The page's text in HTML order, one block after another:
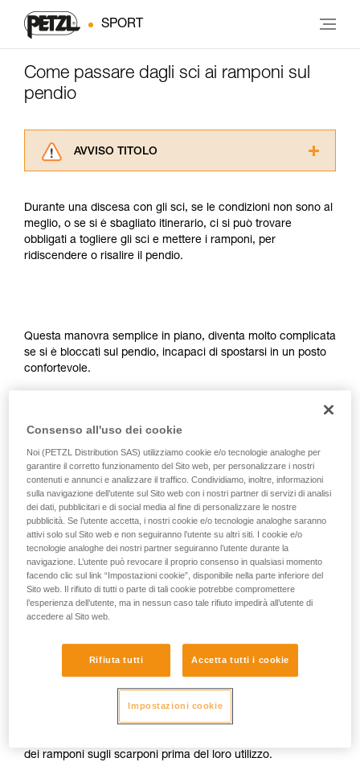
SPORT
Come passare dagli sci ai ramponi sul
pendio
AVVISO TITOLO
consultarlo. Dovete aver compreso le
informazioni dell’istruzione tecnica per poter
capire queste ulteriori informazioni.
La padronanza di queste tecniche richiede una
Forniamo esempi di tecniche relative alla vostra
attività. Ne possono esistere altre che non
vengono qui descritte.
Durante una discesa con gli sci, se le condizioni non sono al
meglio, o se si è sbagliato itinerario, ci si può trovare
obbligati a togliere gli sci e mettere i ramponi, per
ridiscendere o risalire il pendio.
Questa manovra semplice in piano, diventa molto complicata
se si è bloccati sul pendio, incapaci di spostarsi in un posto
confortevole.
In questo video Tony Lamiche, sciatore di sci estremo e
atleta Petzl, ci mostra il suo metodo.
Il primo riflesso deve essere quello di assicurarsi su un
chiodo o ogni altro ancoraggio improvvisato, poiché c'è un
grande rischio di perdere l'equilibrio o scivolare durante le
numerose manovre con il materiale.
Attenzione, Tony Lamiche utilizza una tecnica personale per
allacciare i ramponi, che presenta un maggiore comfort, ma
un rischio più elevato d'incastrare i ramponi tra loro durante
la marcia. Petzl raccomanda di rispettare la nota informativa
dei ramponi sugli scarponi prima del loro utilizzo.
Consenso all'uso dei cookie
Noi (PETZL Distribution SAS) utilizziamo cookie e/o tecnologie analoghe per
garantire il corretto funzionamento del Sito web, per personalizzare i nostri
contenuti e annunci e analizzare il traffico. Condividiamo, inoltre, informazioni
sulla navigazione dell’utente sul Sito web con i nostri partner di servizi di analisi
dei dati, pubblicitari e di social media al fine di personalizzare le nostre
pubblicità. Se l’utente accetta, i nostri cookie e/o tecnologie analoghe saranno
attivi solo sul Sito web e non seguiranno l’utente su altri siti. I cookie e/o
tecnologie analoghe dei nostri partner seguiranno l’utente durante la
navigazione. L’utente può revocare il proprio consenso in qualsiasi momento
facendo clic sul link “Impostazioni cookie”, disponibile nella parte inferiore del
Sito web. Il rifiuto di tutti o parte di tali cookie potrebbe compromettere
l’esperienza dell’utente, ma in nessun caso tale rifiuto impedirà all’utente di
accedere al Sito web.
Rifiuta tutti Accetta tutti i cookie
Impostazioni cookie